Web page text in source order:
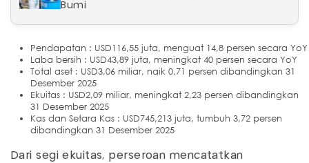
Bumi
Pendapatan : USD116,55 juta, menguat 14,8 persen secara YoY
Laba bersih : USD43,89 juta, meningkat 40 persen secara YoY
Total aset : USD3,06 miliar, naik 0,71 persen dibandingkan 31
Desember 2025
Ekuitas : USD2,09 miliar, meningkat 2,23 persen dibandingkan
31 Desember 2025
Kas dan Setara Kas : USD745,213 juta, tumbuh 3,72 persen
dibandingkan 31 Desember 2025
Dari segi ekuitas, perseroan mencatatkan